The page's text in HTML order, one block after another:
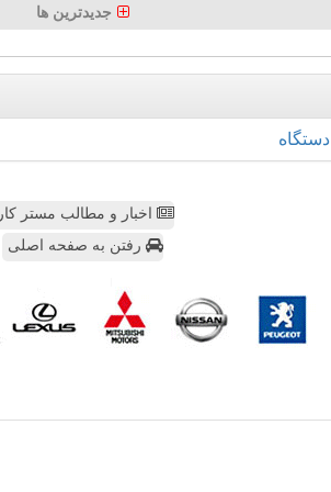
جدیدترین ها
دستگاه
اخبار و مطالب مستر کار
رفتن به صفحه اصلی